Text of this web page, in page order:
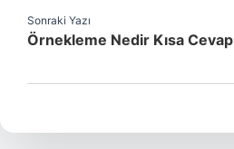
Sonraki Yazı
Örnekleme Nedir Kısa Cevap